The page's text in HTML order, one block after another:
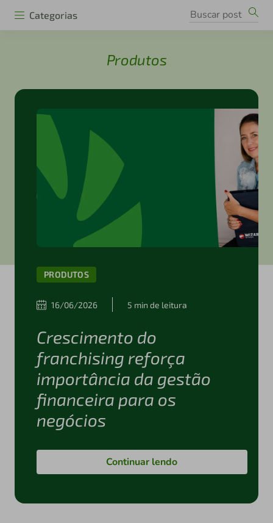
Categorias
Produtos
PRODUTOS
16/06/2026 5 min de leitura
Crescimento do
franchising reforça
importância da gestão
financeira para os
negócios
Continuar lendo